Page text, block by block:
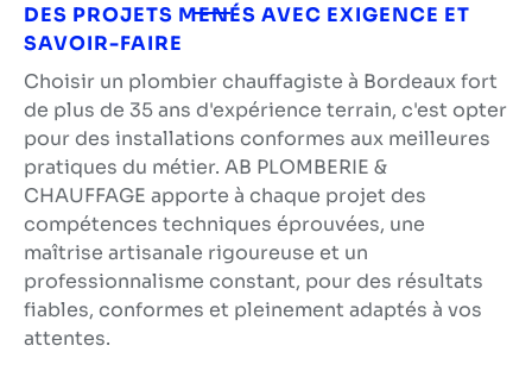
DES PROJETS MENÉS AVEC EXIGENCE ET
SAVOIR-FAIRE
Choisir un plombier chauffagiste à Bordeauxfort
de plus de 35 ans d'expérience terrain, c'est opter
pour des installations conformes aux meilleures
pratiques du métier. AB PLOMBERIE &
CHAUFFAGE apporte à chaque projet des
compétences techniques éprouvées, une
maîtrise artisanale rigoureuse et un
professionnalisme constant, pour des résultats
fiables, conformes et pleinement adaptés à vos
attentes.